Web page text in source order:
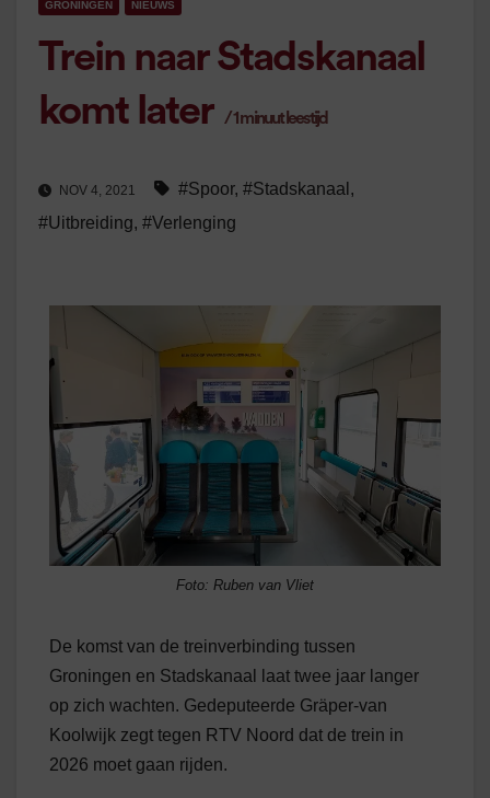
GRONINGEN NIEUWS
Trein naar Stadskanaal
komt later
/1 minuut leestijd
NOV 4, 2021 #Spoor, #Stadskanaal ,
#Uitbreiding, #Verlenging
Foto: Ruben van Vliet
De komst van de treinverbinding tussen
Groningen en Stadskanaal laat twee jaar langer
op zich wachten. Gedeputeerde Gräper-van
Koolwijk zegt tegen RTV Noord dat de trein in
2026 moet gaan rijden.